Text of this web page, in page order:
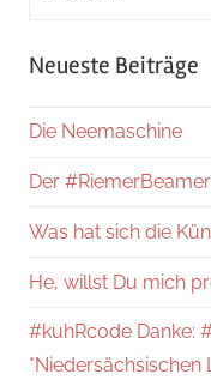
Neueste Beiträge
Die Neemaschine
Der #RiemerBeamer
Was hat sich die
He, willst Du mich
#kuhRcode Danke: